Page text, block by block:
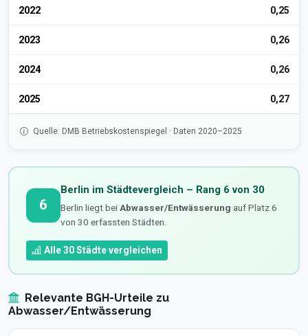
2022 0,25
2023 0,26
2024 0,26
2025 0,27
Quelle: DMB Betriebskostenspiegel · Daten 2020–2025
6
Berlin im Städtevergleich – Rang 6 von 30
Berlin liegt bei Abwasser/Entwässerung auf Platz 6
von 30 erfassten Städten.
Alle 30 Städte vergleichen
Relevante BGH-Urteile zu
Abwasser/Entwässerung